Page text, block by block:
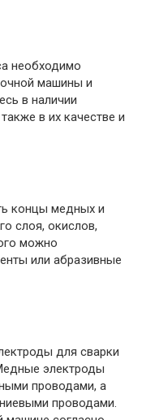
необходимо
машины и
в наличии
в их качестве и
концы медных и
слоя, окислов,
можно
или абразивные
для сварки
электроды
проводами, а
проводами.